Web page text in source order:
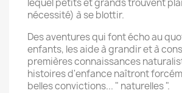
lequel petits et grands trouvent
nécessité) à se blottir.
Des aventures qui font écho au
enfants, les aide à grandir et à
premières connaissances
histoires d'enfance naîtront
belles convictions... " naturelles ".